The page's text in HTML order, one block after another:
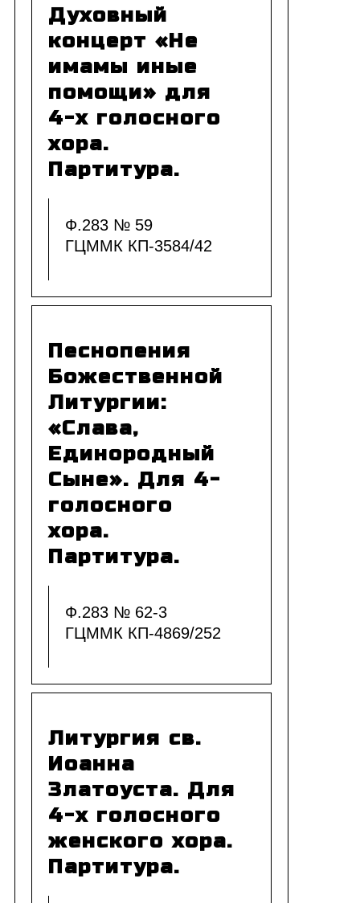
Духовный
концерт «Не
имамы иные
помощи» для
4-х голосного
хора.
Партитура.
Ф.283 № 59
ГЦММК КП-3584/42
Песнопения
Божественной
Литургии:
«Слава,
Единородный
Сыне». Для 4-
голосного
хора.
Партитура.
Ф.283 № 62-3
ГЦММК КП-4869/252
Литургия св.
Иоанна
Златоуста. Для
4-х голосного
женского хора.
Партитура.